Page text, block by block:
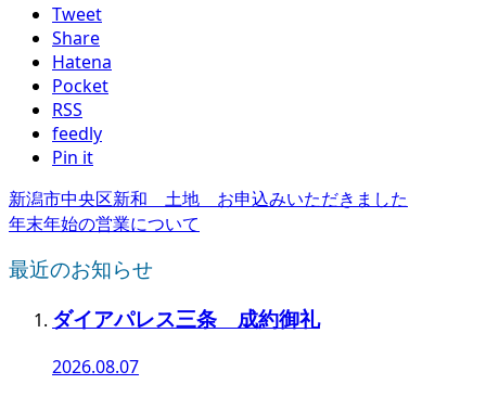
Tweet
Share
Hatena
Pocket
RSS
feedly
Pin it
新潟市中央区新和 土地 お申込みいただきました
年末年始の営業について
最近のお知らせ
ダイアパレス三条 成約御礼
2026.08.07